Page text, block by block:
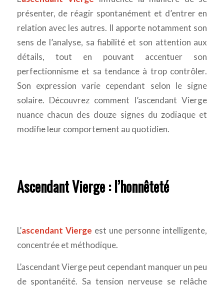
présenter, de réagir spontanément et d’entrer en
relation avec les autres. Il apporte notamment son
sens de l’analyse, sa fiabilité et son attention aux
détails, tout en pouvant accentuer son
perfectionnisme et sa tendance à trop contrôler.
Son expression varie cependant selon le signe
solaire. Découvrez comment l’ascendant Vierge
nuance chacun des douze signes du zodiaque et
modifie leur comportement au quotidien.
Ascendant Vierge : l’honnêteté
L’ascendant Vierge est une personne intelligente,
concentrée et méthodique.
L’ascendant Vierge peut cependant manquer un peu
de spontanéité. Sa tension nerveuse se relâche